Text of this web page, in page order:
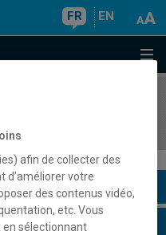
FR EN
afin de collecter des
d’améliorer votre
des contenus vidéo,
etc. Vous
en sélectionnant